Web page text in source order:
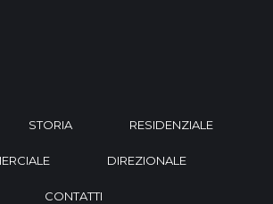
STORIA RESIDENZIALE
DIREZIONALE
CONTATTI